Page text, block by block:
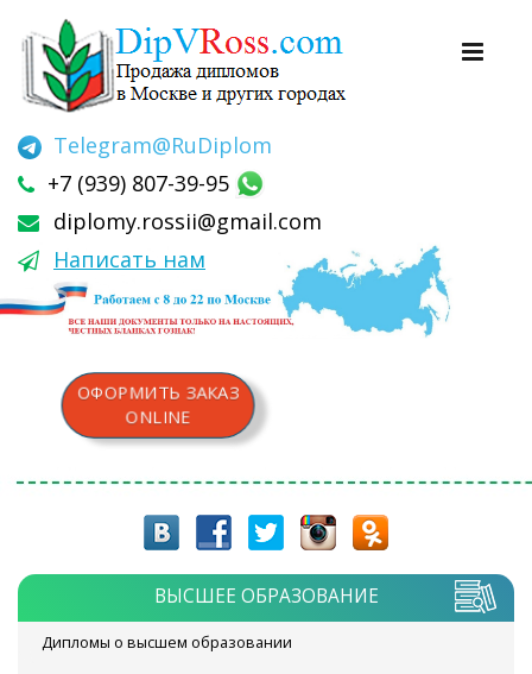
Telegram@RuDiplom
+7 (939) 807-39-95
diplomy.rossii@gmail.com
Написать нам
ОФОРМИТЬ ЗАКАЗ
ONLINE
ВЫСШЕЕ ОБРАЗОВАНИЕ
Дипломы о высшем образовании